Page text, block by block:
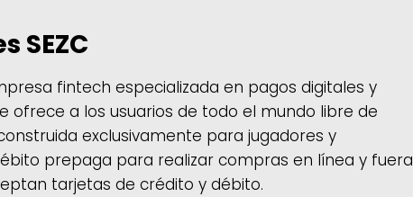
SEZC
fintech especializada en pagos digitales y
ofrece a los usuarios de todo el mundo libre de
exclusivamente para jugadores y
prepaga para realizar compras en línea y fuera
tarjetas de crédito y débito.